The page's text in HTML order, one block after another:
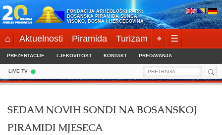
Skip
to
content
FONDACIJA ARHEOLOŠKI PARK:
BOSANSKA PIRAMIDA SUNCA
VISOKO, BOSNA I HERCEGOVINA
⌂ Aktuelnosti Piramida Turizam ⌖ ☰
PREZENTACIJE LJEKOVITOST KONTAKT PREDAVANJA
LIVE TV
Search
for:
SEDAM NOVIH SONDI NA BOSANSKOJ
PIRAMIDI MJESECA